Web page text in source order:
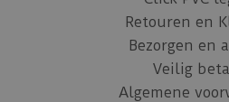
Retouren en
Bezorgen en
Veilig
Algemene